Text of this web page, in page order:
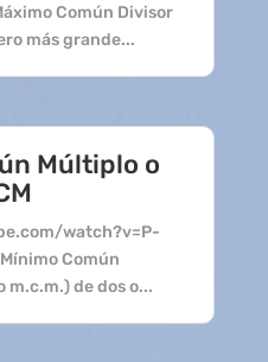
Común Divisor
más grande...
Múltiplo o
watch?v=P-
Común
de dos o...